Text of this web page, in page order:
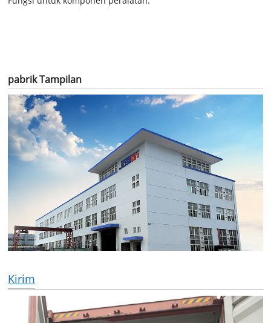
masih
SS304, SS316L
dan tembaga
Material /
hancurkan
penyulingan
Tank / pot
ketopong
dan tembaga
merah penuh
Ellipse /
keranjang gin
kaca / tembaga
merah
roh rasa,
membuat Gin
Penyulingan
kolom 16 piring
304 , SS316L
tembaga
merah penuh
penyulingan
alkohol
Kolom
Dephlegmator
SS316L
kondensor
parsial
Kolom
Kondensator SS304
Kondensasi
Kolom
pabrik Tampilan
Kirim